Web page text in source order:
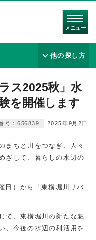
メニュー
他の探し方
ス2025秋」水
を開催します
2025年9月2日
号：656839
まちと川をつなぎ、人々
ざして、暮らしの水辺の
日）から「東横堀川リバ
て、東横堀川の新たな魅
、今後の水辺の利活用を